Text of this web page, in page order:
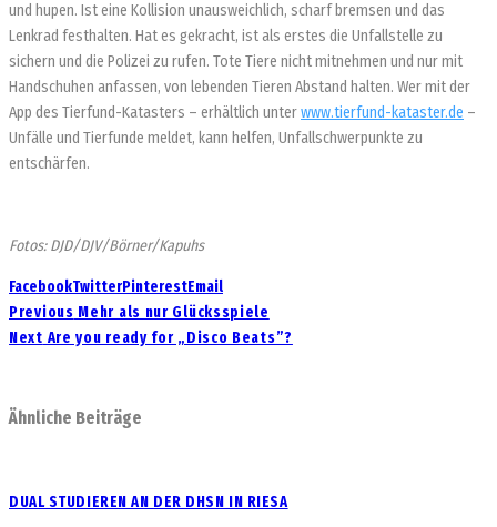
und hupen. Ist eine Kollision unausweichlich, scharf bremsen und das
Lenkrad festhalten. Hat es gekracht, ist als erstes die Unfallstelle zu
sichern und die Polizei zu rufen. Tote Tiere nicht mitnehmen und nur mit
Handschuhen anfassen, von lebenden Tieren Abstand halten. Wer mit der
App des Tierfund-Katasters – erhältlich unterwww.tierfund-kataster.de –
Unfälle und Tierfunde meldet, kann helfen, Unfallschwerpunkte zu
entschärfen.
Fotos: DJD/DJV/Börner/Kapuhs
FacebookTwitterPinterestEmail
Previous Mehr als nur Glücksspiele
Next Are you ready for „Disco Beats”?
Ähnliche Beiträge
DUAL STUDIEREN AN DER DHSN IN RIESA